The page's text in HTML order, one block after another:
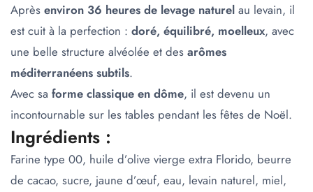
Après environ 36 heures de levage naturel au levain, il
est cuit à la perfection : doré, équilibré, moelleux, avec
une belle structure alvéolée et des arômes
méditerranéens subtils.
Avec sa forme classique en dôme, il est devenu un
incontournable sur les tables pendant les fêtes de Noël.
Ingrédients :
Farine type 00, huile d’olive vierge extra Florido, beurre
de cacao, sucre, jaune d’œuf, eau, levain naturel, miel,